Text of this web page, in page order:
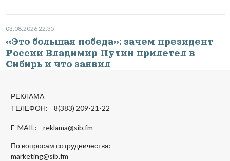
03.08.2026 22:35
«Это большая победа»: зачем президент
России Владимир Путин прилетел в
Сибирь и что заявил
РЕКЛАМА
ТЕЛЕФОН: 8(383) 209-21-22
E-MAIL: reklama@sib.fm
По вопросам сотрудничества:
marketing@sib.fm